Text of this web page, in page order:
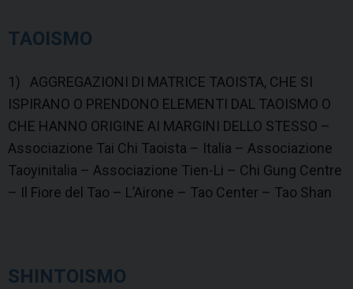
S
M
O
TAOISMO
1) AGGREGAZIONI DI MATRICE TAOISTA, CHE SI
ISPIRANO O PRENDONO ELEMENTI DAL TAOISMO O
CHE HANNO ORIGINE AI MARGINI DELLO STESSO –
Associazione Tai Chi Taoista – Italia – Associazione
Taoyinitalia – Associazione Tien-Li – Chi Gung Centre
– Il Fiore del Tao – L’Airone – Tao Center – Tao Shan
SHINTOISMO